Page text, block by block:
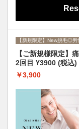
【新規限定】New脱毛◎
【ご新規様限定】
2回目 ¥3900 (税込)
￥3,900